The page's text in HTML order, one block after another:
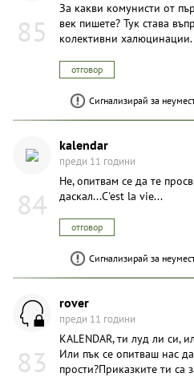
85
За какви комунисти от
век пишете? Тук става
колективни халюцинации.
отговор
Сигнализирай за
84
kalendar
преди 11 години
Не, опитвам се да те
даскал...C'est la vie...
отговор
Сигнализирай за
83
rover
преди 11 години
KALENDAR, ти луд ли си,
Или пък се опитваш нас
прости?Приказките ти са